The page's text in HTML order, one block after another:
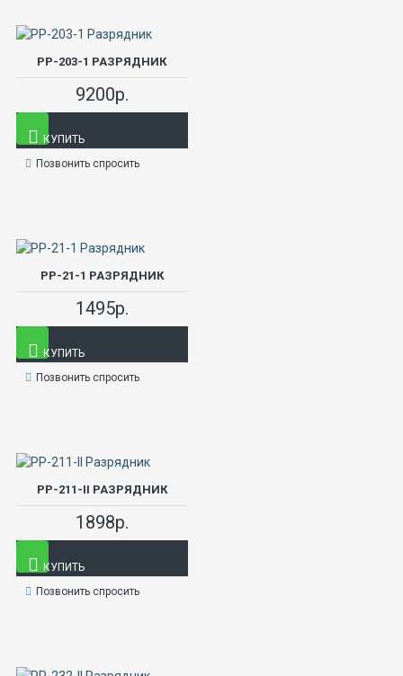
РР-203-1 РАЗРЯДНИК
9200р.
КУПИТЬ
Позвонить спросить
РР-21-1 РАЗРЯДНИК
1495р.
КУПИТЬ
Позвонить спросить
РР-211-II РАЗРЯДНИК
1898р.
КУПИТЬ
Позвонить спросить